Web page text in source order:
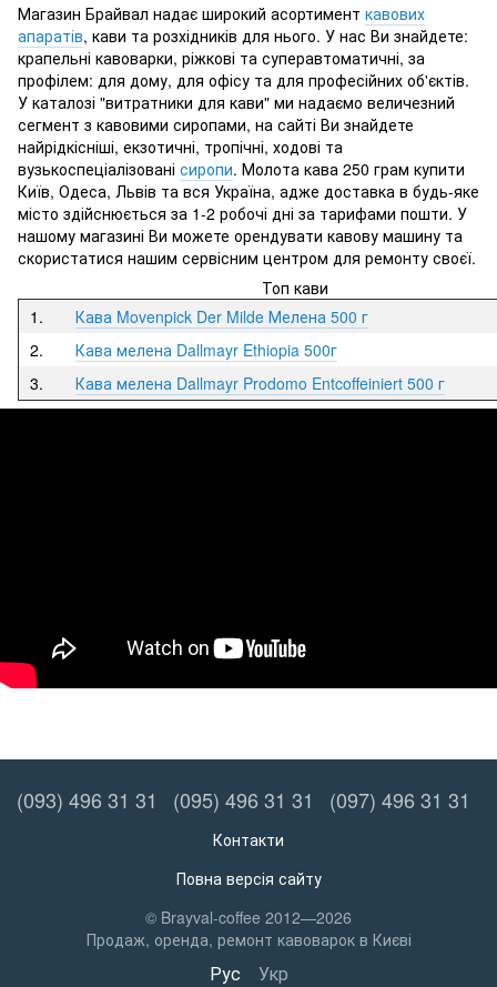
Магазин Брайвал надає широкий асортимент кавових
апаратів, кави та розхідників для нього. У нас Ви знайдете:
крапельні кавоварки, ріжкові та суперавтоматичні, за
профілем: для дому, для офісу та для професійних об'єктів.
У каталозі "витратники для кави" ми надаємо величезний
сегмент з кавовими сиропами, на сайті Ви знайдете
найрідкісніші, екзотичні, тропічні, ходові та
вузькоспеціалізовані сиропи. Молота кава 250 грам купити
Київ, Одеса, Львів та вся Україна, адже доставка в будь-яке
місто здійснюється за 1-2 робочі дні за тарифами пошти. У
нашому магазині Ви можете орендувати кавову машину та
скористатися нашим сервісним центром для ремонту своєї.
Топ кави
1.
Кава Movenpick Der Milde Мелена 500 г
2.
Кава мелена Dallmayr Ethiopia 500г
3.
Кава мелена Dallmayr Prodomo Entcoffeiniert 500 г
(093) 496 31 31 (095) 496 31 31 (097) 496 31 31
Контакти
Повна версія сайту
© Brayval-coffee 2012—2026
Продаж, оренда, ремонт кавоварок в Києві
Рус Укр